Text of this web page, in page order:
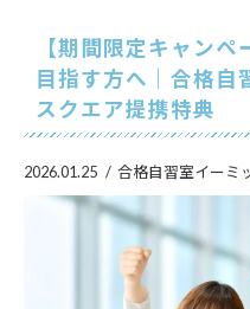
【期間限定キャン
目指す方へ｜合格自
スクエア提携特典
2026.01.25 合格自習室イーミ